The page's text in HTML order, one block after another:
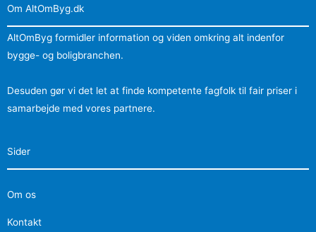
Om AltOmByg.dk
AltOmByg formidler information og viden omkring alt indenfor
bygge- og boligbranchen.
Desuden gør vi det let at finde kompetente fagfolk til fair priser i
samarbejde med vores partnere.
Sider
Om os
Kontakt